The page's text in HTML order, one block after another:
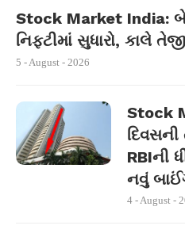
Stock Market India:
નિફ્ટીમાં સુધારો, કાલે
5 - August - 2026
Stock
RBIની
નવું
4 - August -